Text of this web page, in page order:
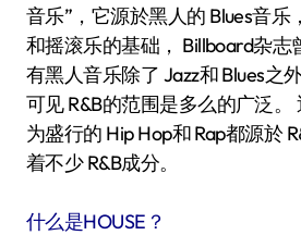
音乐”，它源於黑人的 Blues音
和摇滚乐的基础， Billboard杂志
有黑人音乐除了 Jazz和 Blues之
可见 R&B的范围是多么的广泛
为盛行的 Hip Hop和 Rap都源於
着不少 R&B成分。
什么是HOUSE？